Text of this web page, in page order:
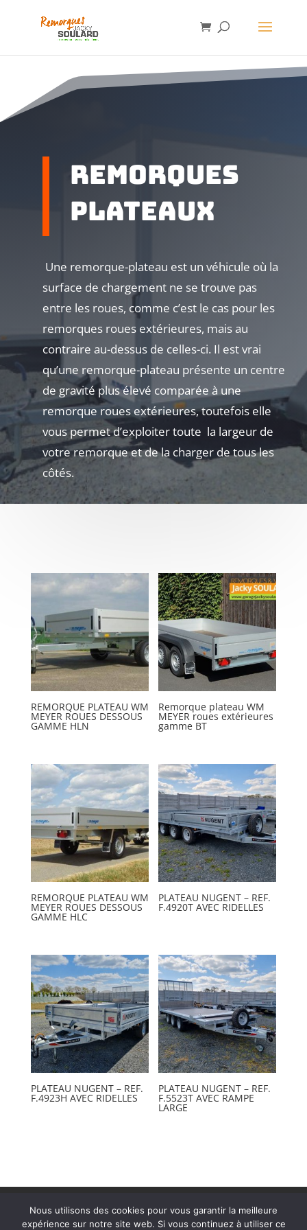
remorques
PLATEAUX
Une remorque-plateau est un véhicule où la
surface de chargement ne se trouve pas
entre les roues, comme c’est le cas pour les
remorques roues extérieures, mais au
contraire au-dessus de celles-ci. Il est vrai
qu’une remorque-plateau présente un centre
de gravité plus élevé comparée à une
remorque roues extérieures, toutefois elle
vous permet d’exploiter toute la largeur de
votre remorque et de la charger de tous les
côtés.
REMORQUE PLATEAU WM
MEYER ROUES DESSOUS
GAMME HLN
Remorque plateau WM
MEYER roues extérieures
gamme BT
REMORQUE PLATEAU WM
MEYER ROUES DESSOUS
GAMME HLC
PLATEAU NUGENT – REF.
F.4920T AVEC RIDELLES
PLATEAU NUGENT – REF.
F.4923H AVEC RIDELLES
PLATEAU NUGENT – REF.
F.5523T AVEC RAMPE
LARGE
Mentions légales
Nous utilisons des cookies pour vous garantir la meilleure
expérience sur notre site web. Si vous continuez à utiliser ce